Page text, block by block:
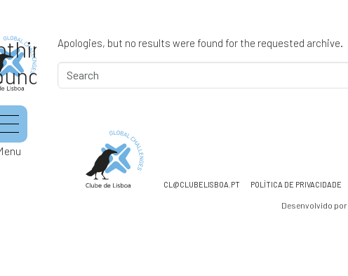
Apologies, but no results were found for the requested archive.
CL@CLUBELISBOA.PT POLÍTICA DE PRIVACIDADE
Desenvolvido por